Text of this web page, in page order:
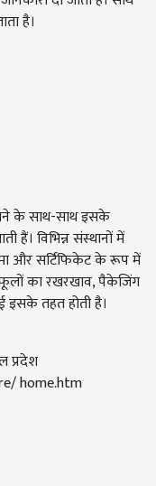
है।
के साथ-साथ इसके
हैं। विभिन्न संस्थानों में
और सर्टिफिकेट के रूप में
का रखरखाव, पैकेजिंग
इसके तहत होती है।
प्रदेश
home.htm